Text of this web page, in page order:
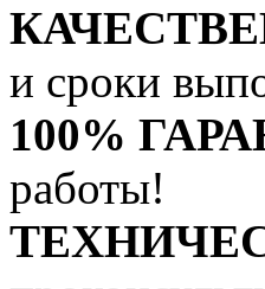
и сроки
100%
работы!